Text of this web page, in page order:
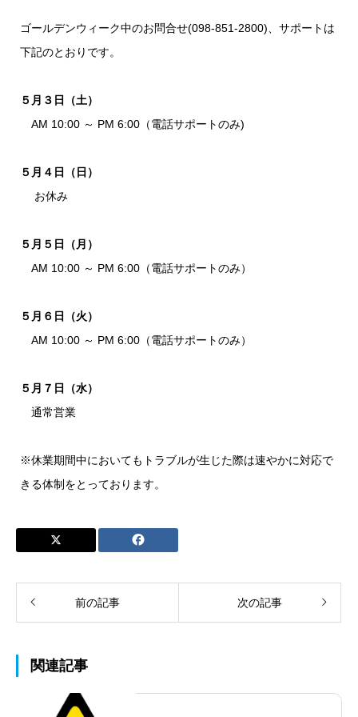
ゴールデンウィーク中のお問合せ(098-851-2800)、サポートは
下記のとおりです。
５月３日（土）
AM 10:00 ～ PM 6:00（電話サポートのみ)
５月４日（日）
お休み
５月５日（月）
AM 10:00 ～ PM 6:00（電話サポートのみ）
５月６日（火）
AM 10:00 ～ PM 6:00（電話サポートのみ）
５月７日（水）
通常営業
※休業期間中においてもトラブルが生じた際は速やかに対応で
きる体制をとっております。
前の記事 次の記事
関連記事